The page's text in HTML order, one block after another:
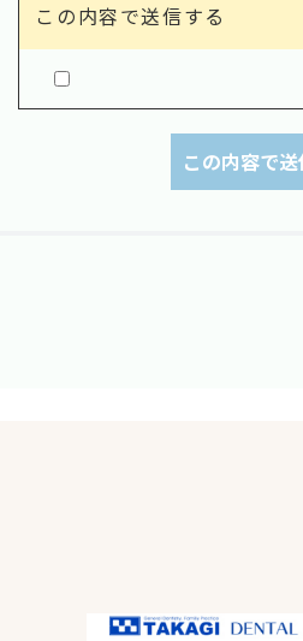
この内容で送信する